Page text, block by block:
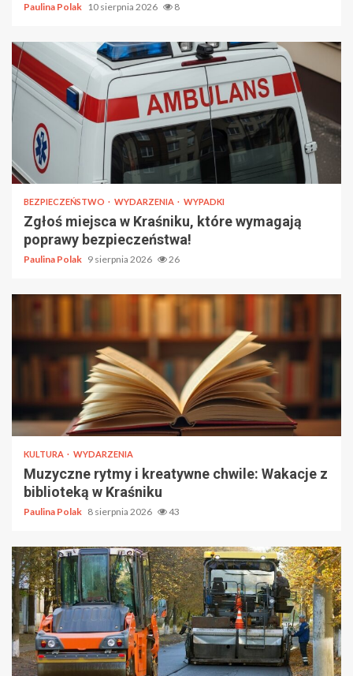
Paulina Polak 10 sierpnia 2026 8
BEZPIECZEŃSTWO WYDARZENIA WYPADKI
Zgłoś miejsca w Kraśniku, które wymagają
poprawy bezpieczeństwa!
Paulina Polak 9 sierpnia 2026 26
KULTURA WYDARZENIA
Muzyczne rytmy i kreatywne chwile: Wakacje z
biblioteką w Kraśniku
Paulina Polak 8 sierpnia 2026 43